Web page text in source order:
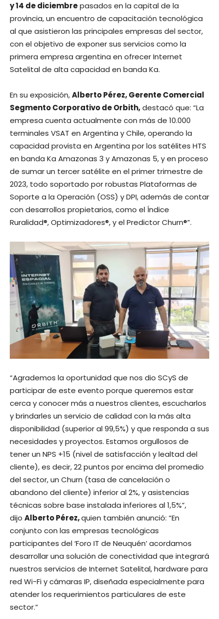
y 14 de diciembrepasados en la capital de la
provincia, un encuentro de capacitación tecnológica
al que asistieron las principales empresas del sector,
con el objetivo de exponer sus servicios como la
primera empresa argentina en ofrecer Internet
Satelital de alta capacidad en banda Ka.
En su exposición,Alberto Pérez, Gerente Comercial
Segmento Corporativo de Orbith,destacó que: “La
empresa cuenta actualmente con más de 10.000
terminales VSAT en Argentina y Chile, operando la
capacidad provista en Argentina por los satélites HTS
en banda Ka Amazonas 3 y Amazonas 5, y en proceso
de sumar un tercer satélite en el primer trimestre de
2023, todo soportado por robustas Plataformas de
Soporte a la Operación (OSS) y DPI, además de contar
con desarrollos propietarios, como el Índice
Ruralidad®, Optimizadores®, y el Predictor Churn®”.
“Agrademos la oportunidad que nos dio SCyS de
participar de este evento porque queremos estar
cerca y conocer más a nuestros clientes, escucharlos
y brindarles un servicio de calidad con la más alta
disponibilidad (superior al 99,5%) y que responda a sus
necesidades y proyectos. Estamos orgullosos de
tener un NPS +15 (nivel de satisfacción y lealtad del
cliente), es decir, 22 puntos por encima del promedio
del sector, un Churn (tasa de cancelación o
abandono del cliente) inferior al 2%, y asistencias
técnicas sobre base instalada inferiores al 1,5%”,
dijo Alberto Pérez,quien también anunció: “En
conjunto con las empresas tecnológicas
participantes del ‘Foro IT de Neuquén’ acordamos
desarrollar una solución de conectividad que integrará
nuestros servicios de Internet Satelital, hardware para
red Wi-Fi y cámaras IP, diseñada especialmente para
atender los requerimientos particulares de este
sector.”